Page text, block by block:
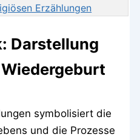
Erzählungen
Darstellung
symbolisiert die
und die Prozesse